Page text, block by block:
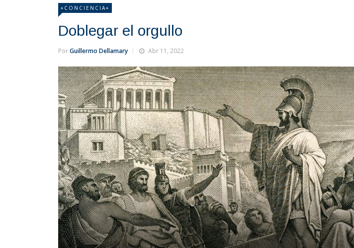
+CONCIENCIA+
Doblegar el orgullo
PorGuillermo Dellamary Abr 11, 2022